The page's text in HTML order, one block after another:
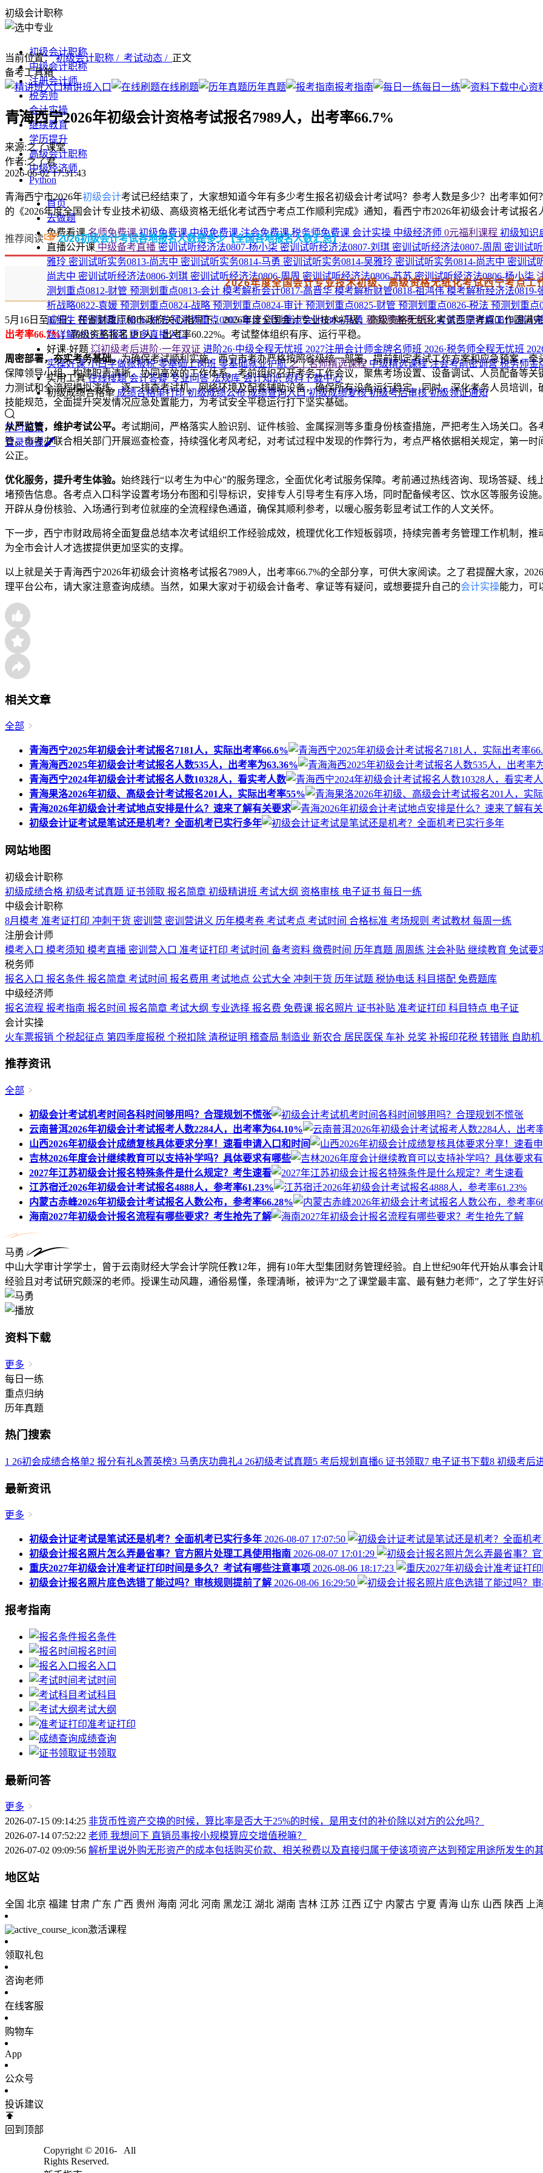
初级会计职称
初级会计职称
中级会计职称
注册会计师
税务师
会计实操
继续教育
学历提升
高级会计职称
中级经济师
Python
首页
去做题
免费看课名师免费课初级免费课中级免费课注会免费课税务师免费课 会计实操 中级经济师 0元福利课程 初级知识
直播公开课 中级备考直播 密训试听经济法0807-杨小柒 密训试听经济法0807-刘琪 密训试听经济法0807-周周 密训试
雅玲 密训试听实务0813-尚志中 密训试听实务0814-马勇 密训试听实务0814-吴雅玲 密训试听实务0814-尚志中 密训试
尚志中 密训试听经济法0806-刘琪 密训试听经济法0806-周周 密训试听经济法0806-苏苏密训试听经济法0806-杨小柒
测划重点0812-财管 预测划重点0813-会计 模考解析会计0817-高晋华 模考解析财管0818-祖鸿伟模考解析经济法0819-
析战略0822-袁媛预测划重点0824-战略预测划重点0824-审计预测划重点0825-财管预测划重点0826-税法预测划重点
戚纯生预测划重点0806-税法预测划重点0805-审计💥划重点会计0804-马勇 税务师备考专区实务专题详解0810-焦小
题详解0819-王菲菲更多直播入口
好课·好题 💥初级考后进阶·一年双证 进阶26·中级全程无忧班 2027注册会计师金牌名师班 2026·税务师全程无忧班
实操好课小白学做账报税零基础上岗班 零基础就业护航之了名师精选课程 中级精选课程注会考前密训营税务师金
实用工具在线搜题会计答疑专业问答法规库会计知识资料下载中心
初级成绩合格单成绩合格单打印初级成绩公布成绩查询入口初级成绩复核初级考后审核初级领证通知
学习记录
登录领课
当前位置：初级会计职称 / 考试动态 / 正文
备考工具箱
精讲班入口
在线刷题 历年真题 报考指南 每日一练 资
青海西宁2026年初级会计资格考试报名7989人，出考率66.7%
来源:之了课堂
作者:之了君
2026-06-02 17:31:43
青海西宁市2026年初级会计考试已经结束了，大家想知道今年有多少考生报名初级会计考试吗？参考人数是多少？出考率如
的《2026年度全国会计专业技术初级、高级资格无纸化考试西宁考点工作顺利完成》通知，看西宁市2026年初级会计考试报名
推荐阅读☞2026初级会计考试各地报名人数是多少【全国各地报名人数汇总】
2026年度全国会计专业技术初级、高级资格无纸化考试西宁考点工
5月16日至17日，在省财政厅和市政府关心指导下，2026年度全国会计专业技术初级、高级资格无纸化考试西宁考点工作圆满
出考率66.7%；高级资格报名181人，出考率60.22%。考试整体组织有序、运行平稳。
周密部署，夯实考务基础。为确保考试顺利实施，西宁市考办严格按照省级统一部署，提前制定考试工作方案和应急预案，
保障领导小组，构建职责清晰、协同高效的工作体系。考前组织召开考务工作会议，聚焦考场设置、设备调试、人员配备等
力测试和全流程模拟演练，逐一排查考试机、网络环境及配套辅助设备，确保所有设备运行稳定。同时，深化考务人员培训
技能规范，全面提升突发情况应急处置能力，为考试安全平稳运行打下坚实基础。
从严监管，维护考试公平。 考试期间，严格落实人脸识别、证件核验、金属探测等多重身份核查措施，严把考生入场关口。
管。市考办联合相关部门开展巡查检查，持续强化考风考纪，对考试过程中发现的作弊行为，考点严格依据相关规定，第一
公正。
优化服务，提升考生体验。 始终践行“以考生为中心”的服务理念，全面优化考试服务保障。考前通过热线咨询、现场答疑、
堵预告信息。各考点入口科学设置考场分布图和引导标识，安排专人引导考生有序入场，同时配备候考区、饮水区等服务设
开辟从身份核验、入场通行到考位就座的全流程绿色通道，确保其顺利参考，以暖心服务彰显考试工作的人文关怀。
下一步，西宁市财政局将全面复盘总结本次考试组织工作经验成效，梳理优化工作短板弱项，持续完善考务管理工作机制，
为全市会计人才选拔提供更加坚实的支撑。
以上就是关于青海西宁2026年初级会计资格考试报名7989人，出考率66.7%的全部分享，可供大家阅读。之了君提醒大家，
理平台公布，请大家注意查询成绩。当然，如果大家对于初级会计备考、拿证等有疑问，或想要提升自己的会计实操能力，可
相关文章
全部
青海西宁2025年初级会计考试报名7181人，实际出考率66.6%
青海海西2025年初级会计考试报名人数535人，出考率为63.36%
青海西宁2024年初级会计考试报名人数10328人，看实考人数
青海果洛2026年初级、高级会计考试报名201人，实际出考率55%
青海2026年初级会计考试地点安排是什么？速来了解有关要求
初级会计证考试是笔试还是机考？全面机考已实行多年
网站地图
初级会计职称
初级成绩合格 初级考试真题 证书领取 报名简章 初级精讲班 考试大纲 资格审核 电子证书 每日一练
中级会计职称
8月模考 准考证打印 冲刺干货 密训营 密训营讲义 历年模考卷 考试考点 考试时间 合格标准 考场规则 考试教材 每周一练
注册会计师
模考入口 模考须知 模考直播 密训营入口 准考证打印 考试时间 备考资料 缴费时间 历年真题 周周练 注会补贴 继续教育 免试要
税务师
报名入口 报名条件 报名简章 考试时间 报名费用 考试地点 公式大全 冲刺干货 历年试题 税协电话 科目搭配 免费题库
中级经济师
报名流程 报考指南 报名时间 报名简章 考试大纲 专业选择 报名费 免费课 报名照片 证书补贴 准考证打印 科目特点 电子证
会计实操
火车票报销 个税起征点 第四季度报税 个税扣除 清税证明 稽查局 制造业 新农合 居民医保 车补 兑奖 补报印花税 转错账 自助机
推荐资讯
全部
初级会计考试机考时间各科时间够用吗？合理规划不慌张
云南普洱2026年初级会计考试报考人数2284人，出考率为64.10%
山西2026年初级会计成绩复核具体要求分享！速看申请入口和时间
吉林2026年度会计继续教育可以支持补学吗？具体要求有哪些
2027年江苏初级会计报名特殊条件是什么规定？考生速看
江苏宿迁2026年初级会计考试报名4888人，参考率61.23%
内蒙古赤峰2026年初级会计考试报名人数公布，参考率66.28%
海南2027年初级会计报名流程有哪些要求？考生抢先了解
马勇
中山大学审计学学士，曾于云南财经大学会计学院任教12年，拥有10年大型集团财务管理经验。自上世纪90年代开始从事会
经验且对考试研究颇深的老师。授课生动风趣，通俗易懂，条理清晰，被评为“之了课堂最丰富、最有魅力老师”，之了学生好
资料下载
更多
每日一练
重点归纳
历年真题
热门搜索
1 26初会成绩合格单2 报分有礼&菁英榜3 马勇庆功典礼4 26初级考试真题5 考后规划直播6 证书领取7 电子证书下载8 初级考后
最新资讯
更多
初级会计证考试是笔试还是机考？全面机考已实行多年 2026-08-07 17:07:50
初级会计报名照片怎么弄最省事？官方照片处理工具使用指南 2026-08-07 17:01:29
重庆2027年初级会计准考证打印时间是多久？考试有哪些注意事项 2026-08-06 18:17:23
初级会计报名照片底色选错了能过吗？审核规则提前了解 2026-08-06 16:29:50
报考指南
报名条件
报名时间
报名入口
考试时间
考试科目
考试大纲
准考证打印
成绩查询
证书领取
最新问答
更多
2026-07-15 09:14:25 非货币性资产交换的时候，算比率是否大于25%的时候，是用支付的补价除以对方的公允吗？
2026-07-14 07:52:22 老师 我想问下 直销员事按小规模算应交增值税嘛？
2026-07-02 09:09:56 解析里说外购无形资产的成本包括购买价款、相关税费以及直接归属于使该项资产达到预定用途所发生的
地区站
全国 北京 福建 甘肃 广东 广西 贵州 海南 河北 河南 黑龙江 湖北 湖南 吉林 江苏 江西 辽宁 内蒙古 宁夏 青海 山东 山西 陕西 上
激活课程
领取礼包
咨询老师
在线客服
购物车
App
公众号
投诉建议
回到顶部
Copyright © 2016-
All
Rights Reserved.